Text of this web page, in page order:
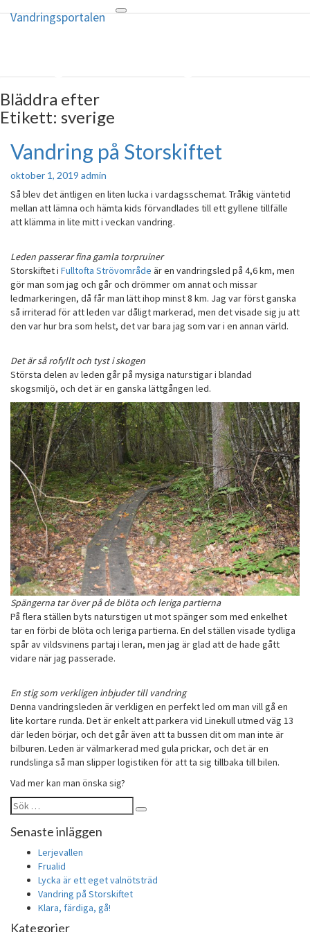
Toggle
Vandringsportalen
Vandringsportalen
vandringsportalen.se
Bläddra efter
Etikett: sverige
Vandring
på
Storskiftet
Vandring på Storskiftet
oktober 1, 2019 admin
Så blev det äntligen en liten lucka i vardagsschemat. Tråkig väntetid
mellan att lämna och hämta kids förvandlades till ett gyllene tillfälle
att klämma in lite mitt i veckan vandring.
Leden passerar fina gamla torpruiner
Storskiftet i Fulltofta Strövområde är en vandringsled på 4,6 km, men
gör man som jag och går och drömmer om annat och missar
ledmarkeringen, då får man lätt ihop minst 8 km. Jag var först ganska
så irriterad för att leden var dåligt markerad, men det visade sig ju att
den var hur bra som helst, det var bara jag som var i en annan värld.
Det är så rofyllt och tyst i skogen
Största delen av leden går på mysiga naturstigar i blandad
skogsmiljö, och det är en ganska lättgången led.
Spängerna tar över på de blöta och leriga partierna
På flera ställen byts naturstigen ut mot spänger som med enkelhet
tar en förbi de blöta och leriga partierna. En del ställen visade tydliga
spår av vildsvinens partaj i leran, men jag är glad att de hade gått
vidare när jag passerade.
En stig som verkligen inbjuder till vandring
Denna vandringsleden är verkligen en perfekt led om man vill gå en
lite kortare runda. Det är enkelt att parkera vid Linekull utmed väg 13
där leden börjar, och det går även att ta bussen dit om man inte är
bilburen. Leden är välmarkerad med gula prickar, och det är en
rundslinga så man slipper logistiken för att ta sig tillbaka till bilen.
Vad mer kan man önska sig?
Sök
efter:
Sök
Senaste inläggen
Lerjevallen
Frualid
Lycka är ett eget valnötsträd
Vandring på Storskiftet
Klara, färdiga, gå!
Kategorier